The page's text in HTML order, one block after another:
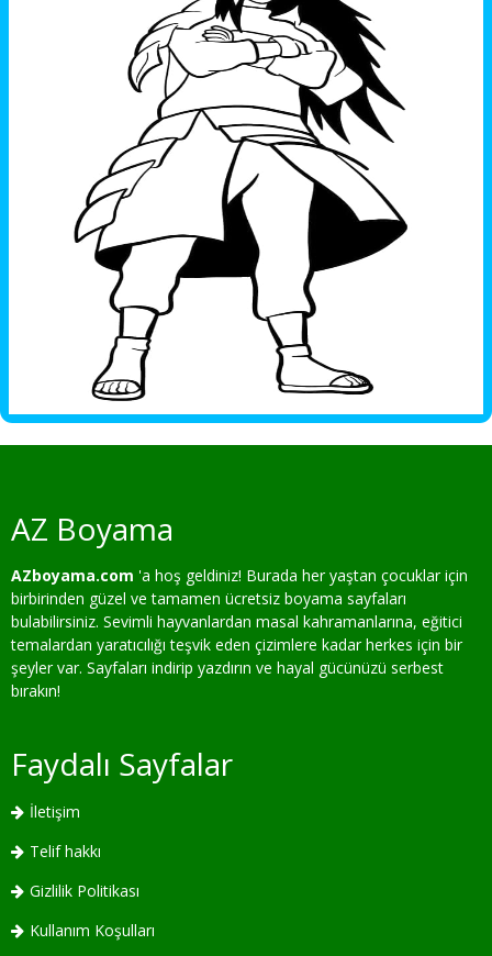
AZ Boyama
AZboyama.com 'a hoş geldiniz! Burada her yaştan çocuklar için
birbirinden güzel ve tamamen ücretsiz boyama sayfaları
bulabilirsiniz. Sevimli hayvanlardan masal kahramanlarına, eğitici
temalardan yaratıcılığı teşvik eden çizimlere kadar herkes için bir
şeyler var. Sayfaları indirip yazdırın ve hayal gücünüzü serbest
bırakın!
Faydalı Sayfalar
İletişim
Telif hakkı
Gizlilik Politikası
Kullanım Koşulları